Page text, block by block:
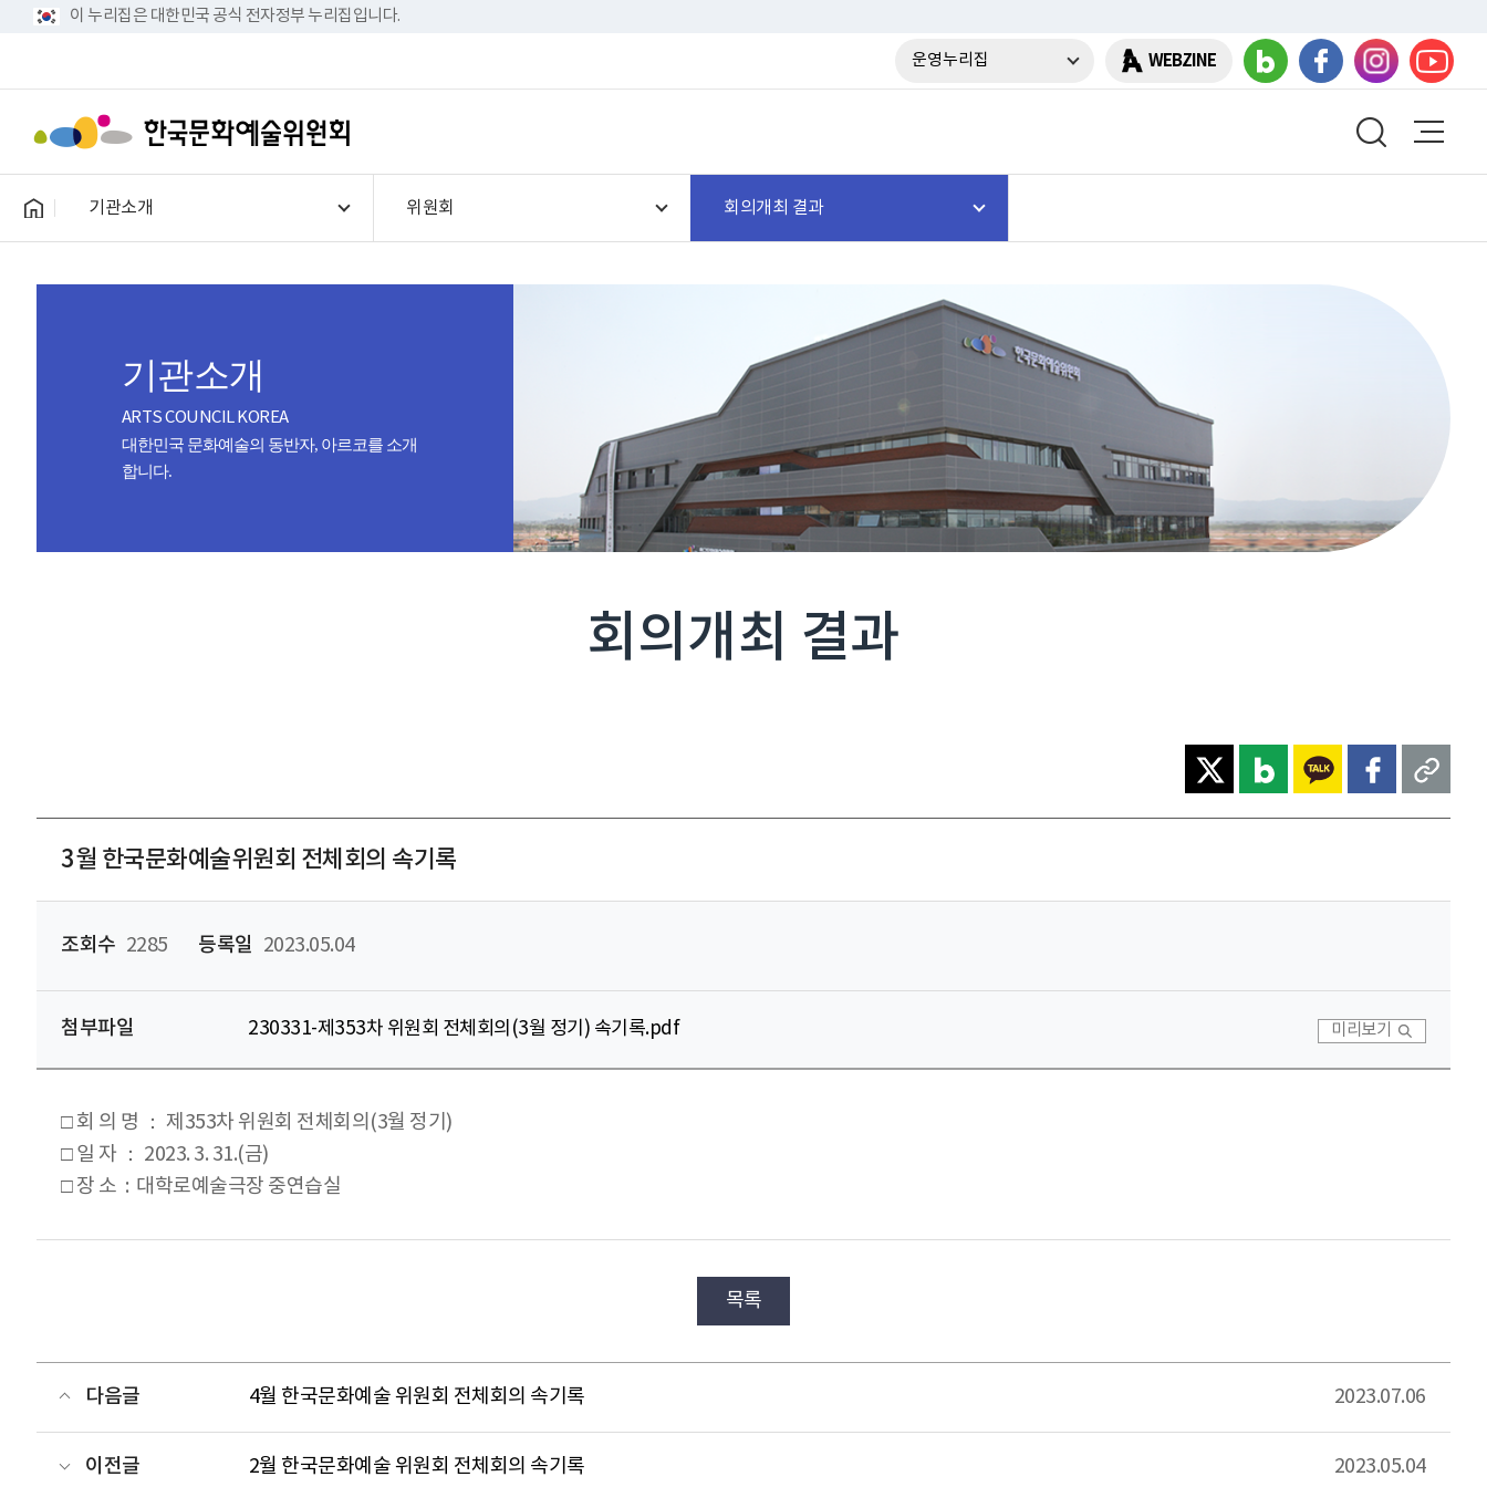
이 누리집은 대한민국 공식 전자정부 누리집입니다.
운영누리집 WEBZINE
기관소개 위원회 회의개최 결과
기관소개
ARTS COUNCIL KOREA
대한민국 문화예술의 동반자, 아르코를 소개
합니다.
회의개최 결과
3월 한국문화예술위원회 전체회의 속기록
조회수 2285 등록일 2023.05.04
첨부파일 230331-제353차 위원회 전체회의(3월 정기) 속기록.pdf 미리보기
□ 회 의 명 ： 제353차 위원회 전체회의(3월 정기)
□ 일 자 ： 2023. 3. 31.(금)
□ 장 소 : 대학로예술극장 중연습실
목록
다음글 4월 한국문화예술 위원회 전체회의 속기록 2023.07.06
이전글 2월 한국문화예술 위원회 전체회의 속기록 2023.05.04